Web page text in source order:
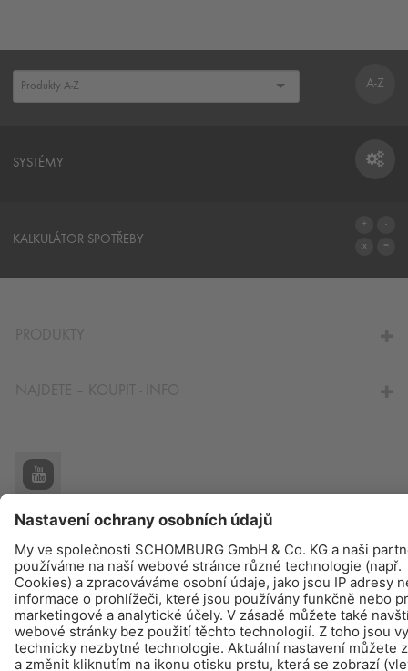
A-Z
SYSTÉMY
KALKULÁTOR SPOTŘEBY
Design & realizace +| LOUIS INTERNET